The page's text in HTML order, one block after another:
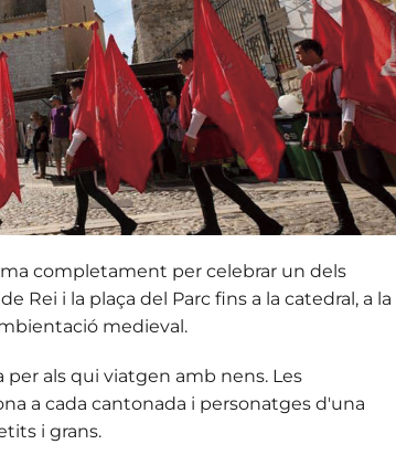
completament per celebrar un dels
Rei i la plaça del Parc fins a la catedral, a la
medieval.
per als qui viatgen amb nens. Les
a cada cantonada i personatges d'una
i grans.